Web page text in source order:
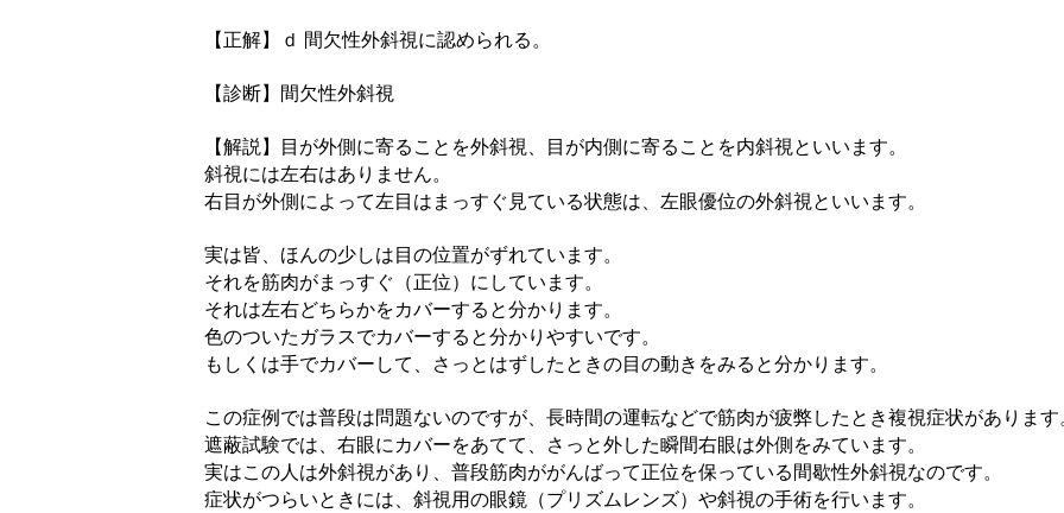
【正解】ｄ 間欠性外斜視に認められる。
【診断】間欠性外斜視
【解説】目が外側に寄ることを外斜視、目が内側に寄ることを内斜視といいます。
斜視には左右はありません。
右目が外側によって左目はまっすぐ見ている状態は、左眼優位の外斜視といいます。
実は皆、ほんの少しは目の位置がずれています。
それを筋肉がまっすぐ（正位）にしています。
それは左右どちらかをカバーすると分かります。
色のついたガラスでカバーすると分かりやすいです。
もしくは手でカバーして、さっとはずしたときの目の動きをみると分かります。
この症例では普段は問題ないのですが、長時間の運転などで筋肉が疲弊したとき複視症状があります
遮蔽試験では、右眼にカバーをあてて、さっと外した瞬間右眼は外側をみています。
実はこの人は外斜視があり、普段筋肉ががんばって正位を保っている間歇性外斜視なのです。
症状がつらいときには、斜視用の眼鏡（プリズムレンズ）や斜視の手術を行います。